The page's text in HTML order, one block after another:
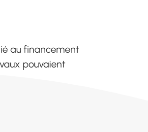
au financement
pouvaient